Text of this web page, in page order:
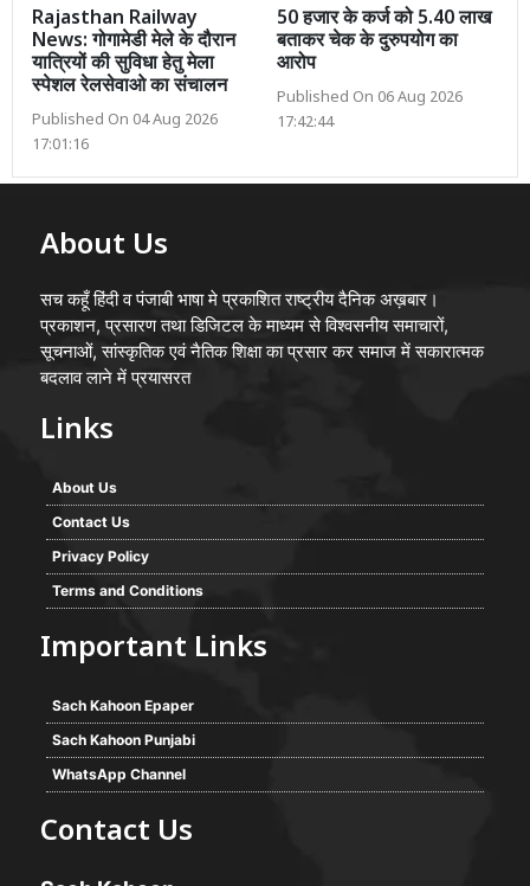
Rajasthan Railway
News: गोगामेडी मेले के दौरान
यात्रियों की सुविधा हेतु मेला
स्पेशल रेलसेवाओ का संचालन
Published On 04 Aug 2026
17:01:16
50 हजार के कर्ज को 5.40 लाख
बताकर चेक के दुरुपयोग का
आरोप
Published On 06 Aug 2026
17:42:44
About Us
सच कहूँ हिंदी व पंजाबी भाषा मे प्रकाशित राष्ट्रीय दैनिक अख़बार।
प्रकाशन, प्रसारण तथा डिजिटल के माध्यम से विश्वसनीय समाचारों,
सूचनाओं, सांस्कृतिक एवं नैतिक शिक्षा का प्रसार कर समाज में सकारात्मक
बदलाव लाने में प्रयासरत
Links
About Us
Contact Us
Privacy Policy
Terms and Conditions
Important Links
Sach Kahoon Epaper
Sach Kahoon Punjabi
WhatsApp Channel
Contact Us